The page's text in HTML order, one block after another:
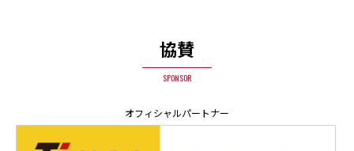
協賛
SPONSOR
オフィシャルパートナー